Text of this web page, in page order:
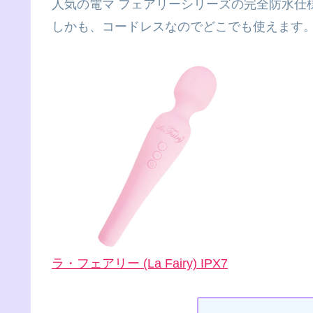
人気の電マ フェアリーシリーズの完全防水仕
しかも、コードレスなのでどこでも使えます。
ラ・フェアリー (La Fairy) IPX7